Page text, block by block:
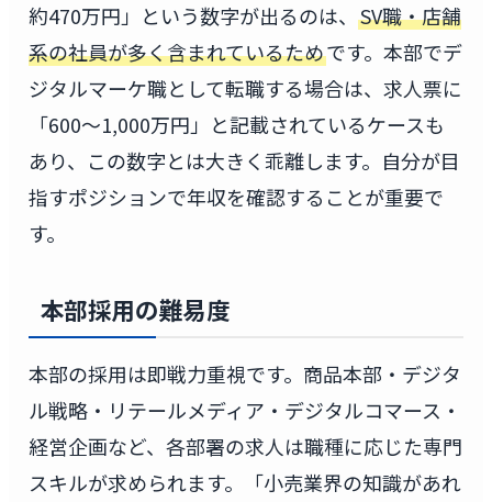
約470万円」という数字が出るのは、 SV職・店舗
系の社員が多く含まれているためです。本部でデ
ジタルマーケ職として転職する場合は、求人票に
「600〜1,000万円」と記載されているケースも
あり、この数字とは大きく乖離します。自分が目
指すポジションで年収を確認することが重要で
す。
本部採用の難易度
本部の採用は即戦力重視です。商品本部・デジタ
ル戦略・リテールメディア・デジタルコマース・
経営企画など、各部署の求人は職種に応じた専門
スキルが求められます。「小売業界の知識があれ